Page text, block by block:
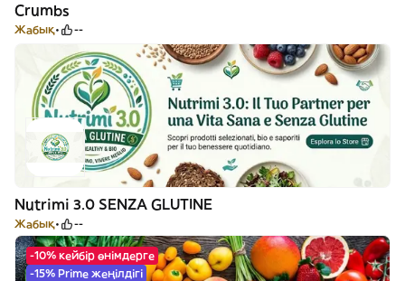
Crumbs
Жабық --
Nutrimi 3.0 SENZA GLUTINE
Жабық --
-10% кейбір өнімдерге
-15% Prime жеңілдігі